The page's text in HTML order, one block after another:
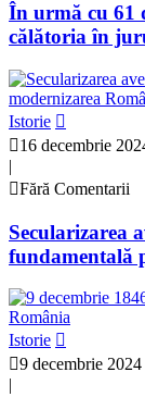
În urmă cu 61
călătoria în
Istorie
16 decembrie
|
Fără Comentarii
Secularizarea
fundamentală
Istorie
9 decembrie 2024
|